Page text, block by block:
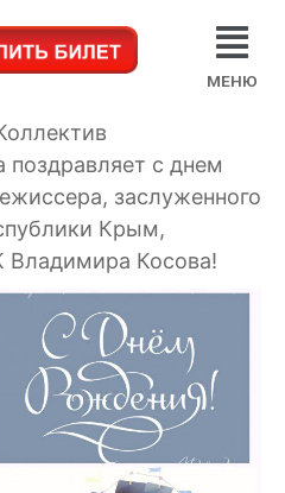
МЕНЮ
поздравляет с днем
заслуженного
Крым,
Владимира Косова!